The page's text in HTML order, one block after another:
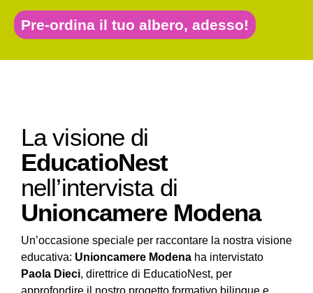
Pre-ordina il tuo albero, adesso!
La visione di
EducatioNest
nell’intervista di
Unioncamere Modena
Un’occasione speciale per raccontare la nostra visione
educativa: Unioncamere Modena ha intervistato
Paola Dieci, direttrice di EducatioNest, per
approfondire il nostro progetto formativo bilingue e